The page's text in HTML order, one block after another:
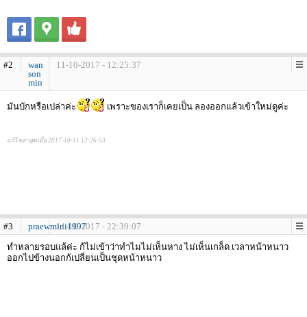
#2
wan
son
min
11-10-2017 - 12:25:37
มันบักหรือเปล่าค่ะ เพราะของเราก็เคยเป็น ลองออกเเล้วเข้าใหม่ดูค่ะ
แก้ไขล่าสุดเมื่อ 2017-10-11 12:26:53
#3 praewmini199711-10-2017 - 22:39:07
ทำหลายรอบแล้ค่ะ ก้ไม่เข้าว่าทำไมไม่เห็นหาง ไม่เห็นเกล็ด เวลาหน้าหนาว
ออกไปข้างนอกก้เปลี่ยนเป็นชุดหน้าหนาว